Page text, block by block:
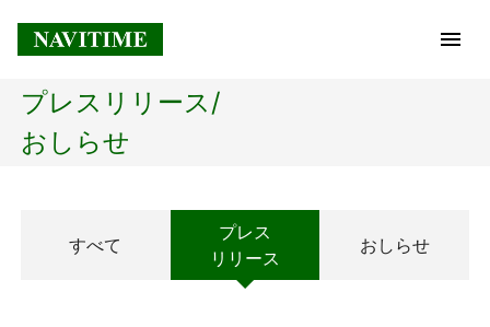
トップページ
経営理念
プレスリリース/
おしらせ
すべて
プレス
リリース
おしらせ